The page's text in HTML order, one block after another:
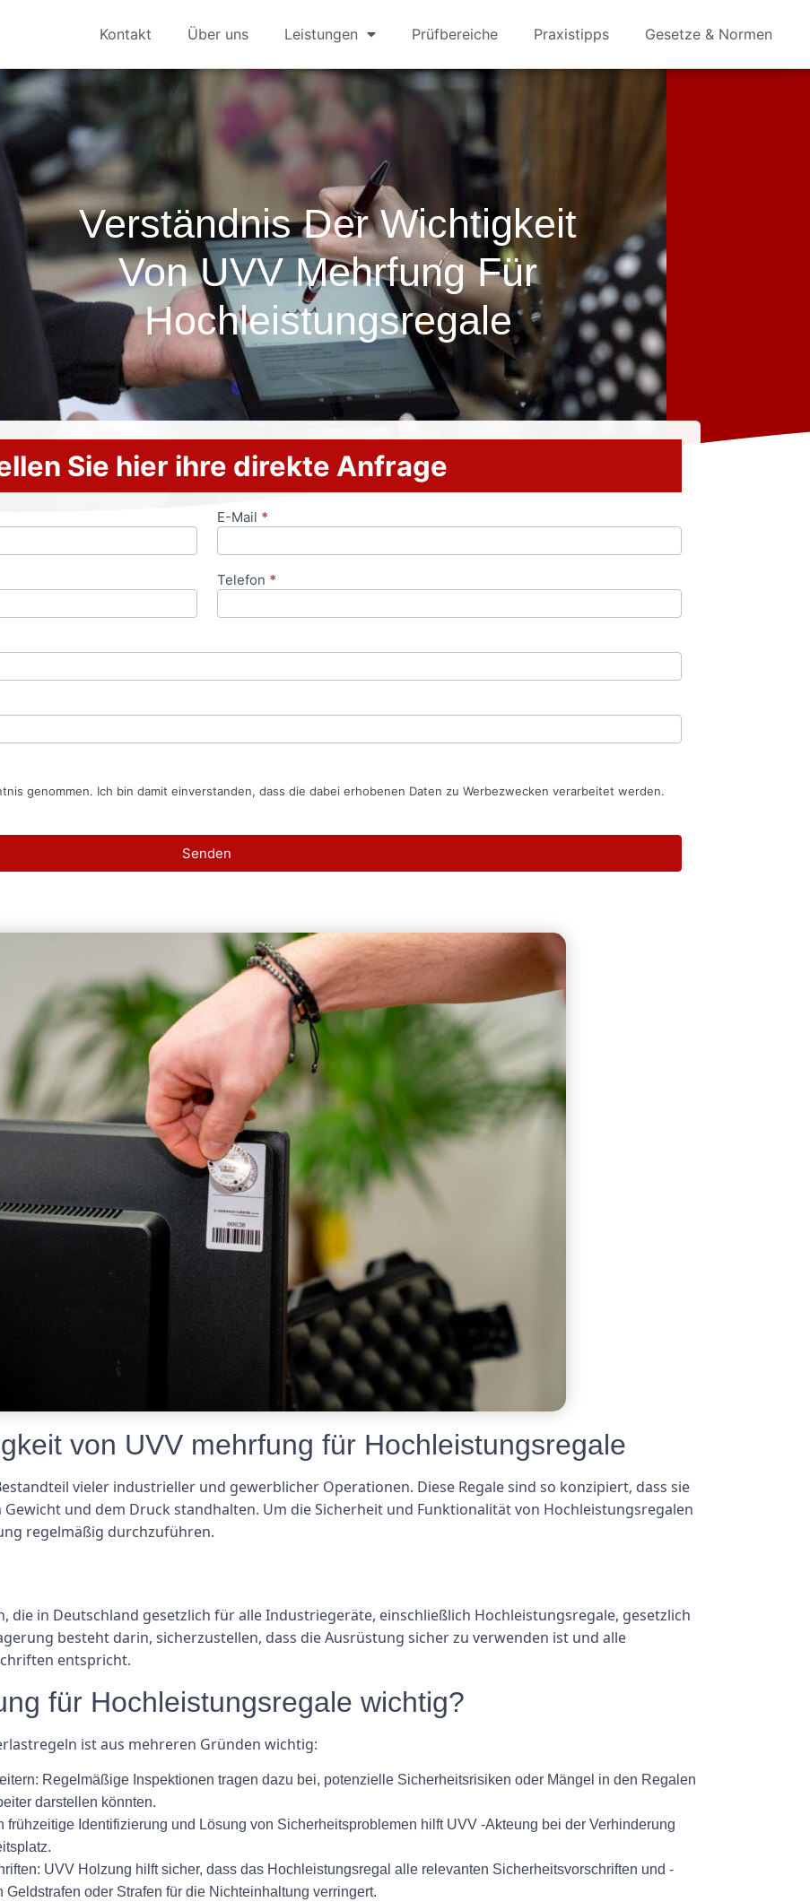
Kontakt Über uns Leistungen Prüfbereiche Praxistipps Gesetze & Normen
Verständnis Der Wichtigkeit
Von UVV Mehrfung Für
Hochleistungsregale
Sie hier ihre direkte Anfrage
E-Mail *
Telefon *
genommen. Ich bin damit einverstanden, dass die dabei erhobenen Daten zu Werbezwecken verarbeitet werden.
Senden
von UVV mehrfung für Hochleistungsregale
vieler industrieller und gewerblicher Operationen. Diese Regale sind so konzipiert, dass sie
und dem Druck standhalten. Um die Sicherheit und Funktionalität von Hochleistungsregalen
regelmäßig durchzuführen.
die in Deutschland gesetzlich für alle Industriegeräte, einschließlich Hochleistungsregale, gesetzlich
besteht darin, sicherzustellen, dass die Ausrüstung sicher zu verwenden ist und alle
entspricht.
für Hochleistungsregale wichtig?
ist aus mehreren Gründen wichtig:
Regelmäßige Inspektionen tragen dazu bei, potenzielle Sicherheitsrisiken oder Mängel in den Regalen
darstellen könnten.
frühzeitige Identifizierung und Lösung von Sicherheitsproblemen hilft UVV -Akteung bei der Verhinderung
UVV Holzung hilft sicher, dass das Hochleistungsregal alle relevanten Sicherheitsvorschriften und -
oder Strafen für die Nichteinhaltung verringert.